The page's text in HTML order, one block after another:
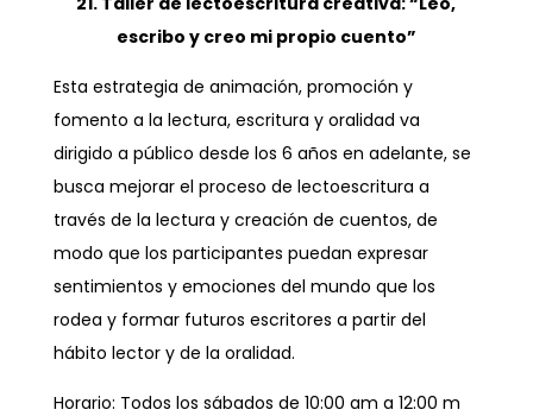
escribo y creo mi propio cuento”
Esta estrategia de animación, promoción y
fomento a la lectura, escritura y oralidad va
dirigido a público desde los 6 años en adelante, se
busca mejorar el proceso de lectoescritura a
través de la lectura y creación de cuentos, de
modo que los participantes puedan expresar
sentimientos y emociones del mundo que los
rodea y formar futuros escritores a partir del
hábito lector y de la oralidad.
Horario: Todos los sábados de 10:00 am a 12:00 m